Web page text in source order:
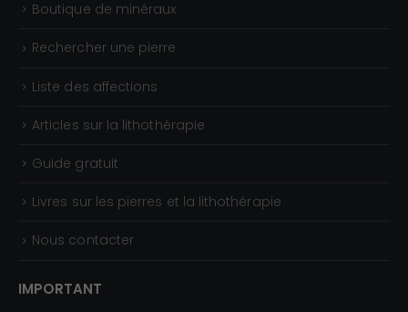
Boutique de minéraux
Rechercher une pierre
Liste des affections
Articles sur la lithothérapie
Guide gratuit
Livres sur les pierres et la lithothérapie
Nous contacter
IMPORTANT